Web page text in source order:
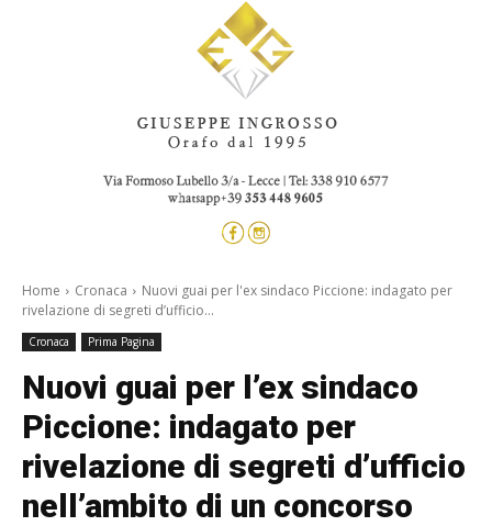
Home Cronaca
Nuovi guai per l'ex sindaco Piccione: indagato per
rivelazione di segreti d’ufficio...
Cronaca Prima Pagina
Nuovi guai per l’ex sindaco
Piccione: indagato per
rivelazione di segreti d’ufficio
nell’ambito di un concorso